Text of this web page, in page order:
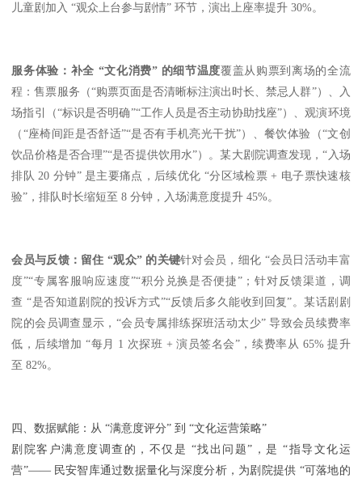
儿童剧加入 “观众上台参与剧情” 环节，演出上座率提升 30%。
服务体验：补全 “文化消费” 的细节温度覆盖从购票到离场的全流
程：售票服务（“购票页面是否清晰标注演出时长、禁忌人群”）、入
场指引（“标识是否明确”“工作人员是否主动协助找座”）、观演环境
（“座椅间距是否舒适”“是否有手机亮光干扰”）、餐饮体验（“文创
饮品价格是否合理”“是否提供饮用水”）。某大剧院调查发现，“入场
排队 20 分钟” 是主要痛点，后续优化 “分区域检票 + 电子票快速核
验”，排队时长缩短至 8 分钟，入场满意度提升 45%。
会员与反馈：留住 “观众” 的关键针对会员，细化 “会员日活动丰富
度”“专属客服响应速度”“积分兑换是否便捷”；针对反馈渠道，调
查 “是否知道剧院的投诉方式”“反馈后多久能收到回复”。某话剧剧
院的会员调查显示，“会员专属排练探班活动太少” 导致会员续费率
低，后续增加 “每月 1 次探班 + 演员签名会”，续费率从 65% 提升
至 82%。
四、数据赋能：从 “满意度评分” 到 “文化运营策略”
剧院客户满意度调查的，不仅是 “找出问题”，是 “指导文化运
营”—— 民安智库通过数据量化与深度分析，为剧院提供 “可落地的